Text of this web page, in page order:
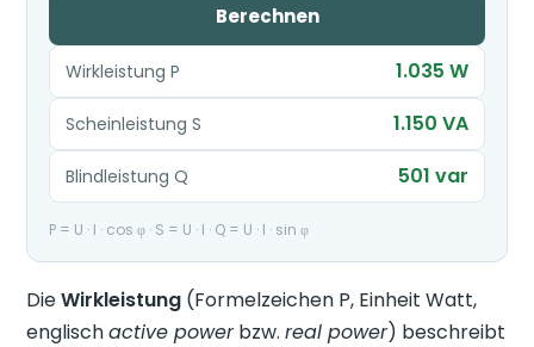
Berechnen
Wirkleistung P 1.035 W
Scheinleistung S 1.150 VA
Blindleistung Q 501 var
P = U · I · cos φ · S = U · I · Q = U · I · sin φ
DieWirkleistung (Formelzeichen P, Einheit Watt,
englischactive powerbzw.real power) beschreibt